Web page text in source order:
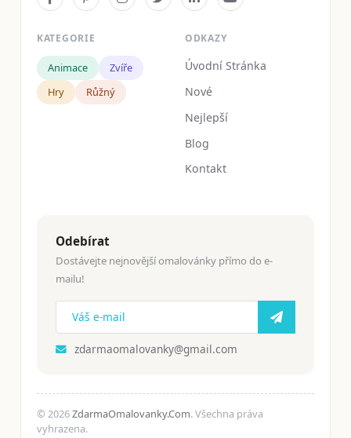
KATEGORIE
Animace
Zvíře
Hry
Růžný
ODKAZY
Úvodní Stránka
Nové
Nejlepší
Blog
Kontakt
Odebírat
Dostávejte nejnovější omalovánky přímo do e-
mailu!
zdarmaomalovanky@gmail.com
© 2026ZdarmaOmalovanky.Com. Všechna práva
vyhrazena.